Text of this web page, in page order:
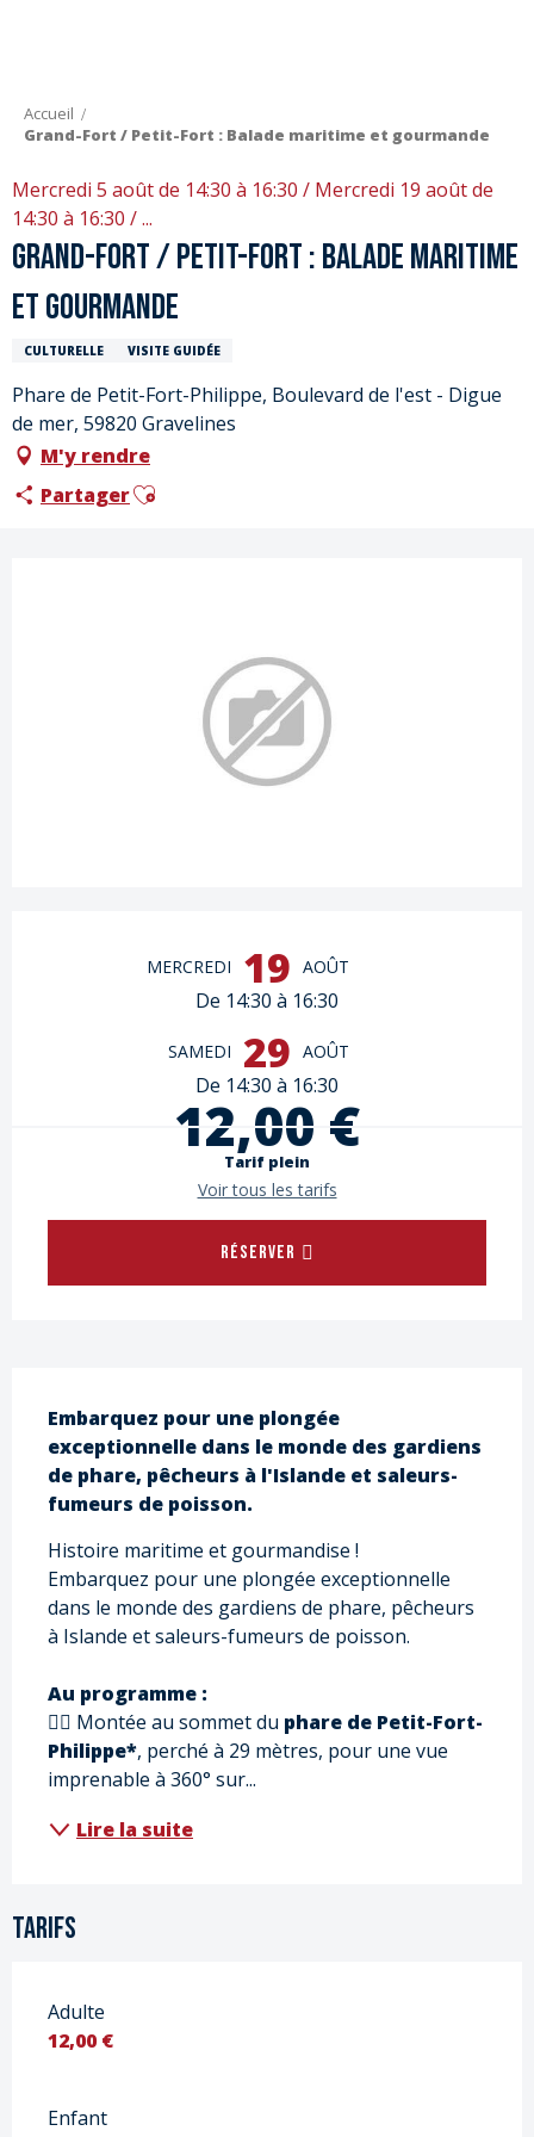
Accueil
Grand-Fort / Petit-Fort : Balade maritime et gourmande
Mercredi 5 août de 14:30 à 16:30 / Mercredi 19 août de
14:30 à 16:30 / ...
Grand-Fort / Petit-Fort : Balade maritime
et gourmande
CULTURELLE VISITE GUIDÉE
Phare de Petit-Fort-Philippe, Boulevard de l'est - Digue
de mer, 59820 Gravelines
M'y rendre
PartagerAjouter aux favoris
Ouverture et coordonnées
MERCREDI 19 AOÛT
De 14:30 à 16:30
SAMEDI 29 AOÛT
De 14:30 à 16:30
12,00 €
Tarif plein
Voir tous les tarifs
RÉSERVER
Description
Embarquez pour une plongée
exceptionnelle dans le monde des gardiens
de phare, pêcheurs à l'Islande et saleurs-
fumeurs de poisson.
Histoire maritime et gourmandise !
Embarquez pour une plongée exceptionnelle
dans le monde des gardiens de phare, pêcheurs
à Islande et saleurs-fumeurs de poisson.
Au programme :
🚶‍♂️ Montée au sommet du phare de Petit-Fort-
Philippe*, perché à 29 mètres, pour une vue
imprenable à 360° sur...
Lire la suite
Tarifs
Adulte
12,00 €
Enfant